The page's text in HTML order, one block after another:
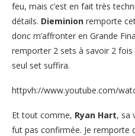
feu, mais c’est en fait très
détails. Dieminion remporte
donc m’affronter en Grande
remporter 2 sets à savoir 2
seul set suffira.
httpvh://www.youtube.com/
Et tout comme, Ryan Hart, sa
fut pas confirmée. Je remporte